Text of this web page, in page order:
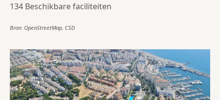
134 Beschikbare faciliteiten
Bron: OpenStreetMap, CSD